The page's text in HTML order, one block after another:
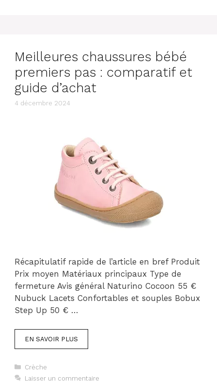
Meilleures chaussures bébé
premiers pas​ : comparatif et
guide d’achat
4 décembre 2024
Récapitulatif rapide de l’article en bref Produit
Prix moyen Matériaux principaux Type de
fermeture Avis général Naturino Cocoon 55 €
Nubuck Lacets Confortables et souples Bobux
Step Up 50 € …
EN SAVOIR PLUS
Catégories
Crèche
Laisser un commentaire